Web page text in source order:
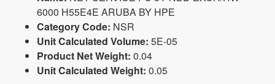
6000 H55E4E ARUBA BY HPE
Category Code: NSR
Unit Calculated Volume: 5E-05
Product Net Weight: 0.04
Unit Calculated Weight: 0.05